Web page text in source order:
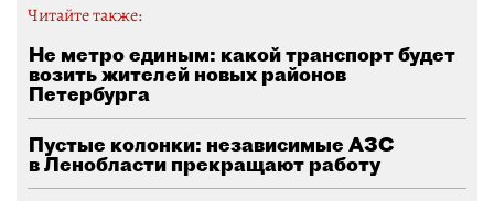
Читайте также:
Не метро единым: какой транспорт будет
возить жителей новых районов
Петербурга
Пустые колонки: независимые АЗС
в Ленобласти прекращают работу